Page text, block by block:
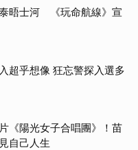
晤士河 《玩命航線》宣
超乎想像 狂忘警探入選多
《陽光女子合唱團》！苗
自己人生